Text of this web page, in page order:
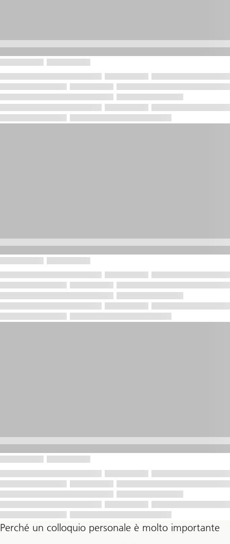
Perché un colloquio personale è molto importante